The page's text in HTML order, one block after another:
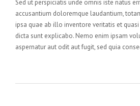
Sed ut perspiciatis unde omnis iste natus
accusantium doloremque laudantium,
ipsa quae ab illo inventore veritatis et
dicta sunt explicabo. Nemo enim ipsam
aspernatur aut odit aut fugit, sed quia